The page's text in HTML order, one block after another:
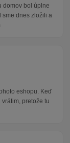
domov bol úplne
sme dnes zložili a
eshopu. Keď
pretože tu